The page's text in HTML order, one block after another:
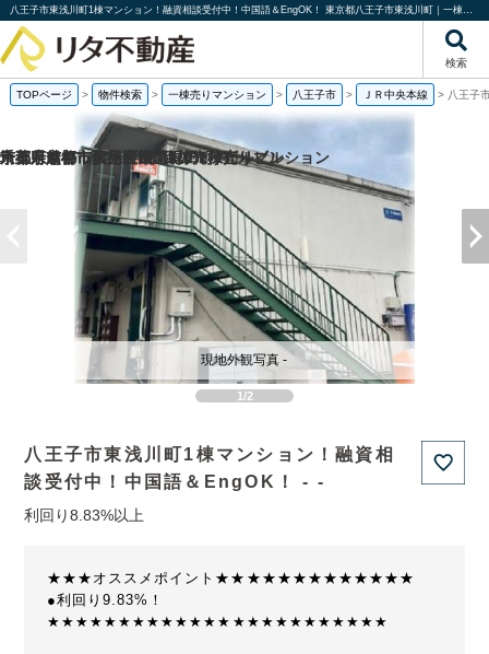
八王子市東浅川町1棟マンション！融資相談受付中！中国語＆EngOK！ 東京都八王子市東浅川町｜一棟売りマンション｜投資物件や収益物件｜株式会社リタ不動産
検索
TOPページ > 物件検索 > 一棟売りマンション > 八王子市 > ＪＲ中央本線 > 八王子
1/2
現地外観写真 -
八王子市東浅川町1棟マンション！融資相
談受付中！中国語＆EngOK！ - -
利回り8.83%以上
★★★オススメポイント★★★★★★★★★★★★★
●利回り9.83%！
★★★★★★★★★★★★★★★★★★★★★★★★
京都府京都市伏見区帯屋町の1棟売りビル
京都府京都市伏見区深草堀田町の
埼玉県越谷市大字袋山の1棟売りビル
千葉県船橋市薬円台1丁目の一棟売りマンション